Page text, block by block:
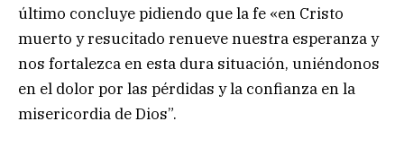
último concluye pidiendo que la fe «en Cristo
muerto y resucitado renueve nuestra esperanza y
nos fortalezca en esta dura situación, uniéndonos
en el dolor por las pérdidas y la confianza en la
misericordia de Dios”.